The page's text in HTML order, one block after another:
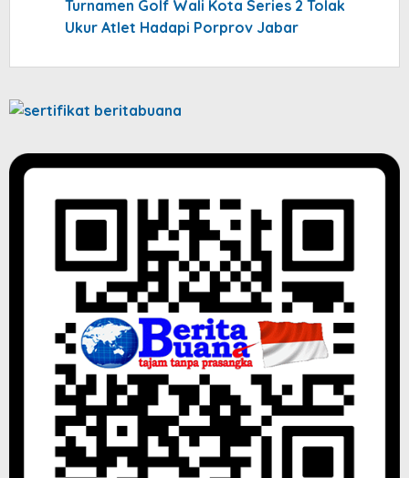
Turnamen Golf Wali Kota Series 2 Tolak
Ukur Atlet Hadapi Porprov Jabar